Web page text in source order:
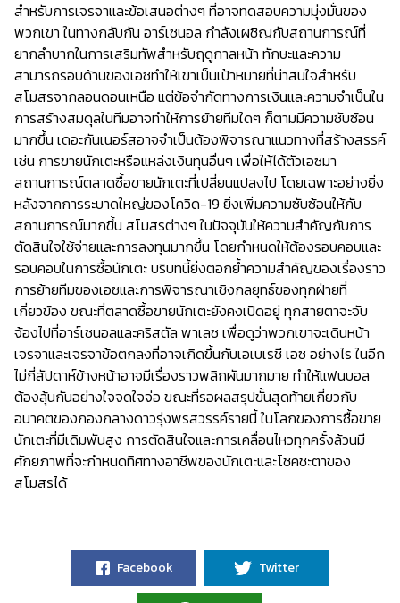
สำหรับการเจรจาและข้อเสนอต่างๆ ที่อาจทดสอบความมุ่งมั่นของ
พวกเขา ในทางกลับกัน อาร์เซนอล กำลังเผชิญกับสถานการณ์ที่
ยากลำบากในการเสริมทัพสำหรับฤดูกาลหน้า ทักษะและความ
สามารถรอบด้านของเอซทำให้เขาเป็นเป้าหมายที่น่าสนใจสำหรับ
สโมสรจากลอนดอนเหนือ แต่ข้อจำกัดทางการเงินและความจำเป็นใน
การสร้างสมดุลในทีมอาจทำให้การย้ายทีมใดๆ ก็ตามมีความซับซ้อน
มากขึ้น เดอะกันเนอร์สอาจจำเป็นต้องพิจารณาแนวทางที่สร้างสรรค์
เช่น การขายนักเตะหรือแหล่งเงินทุนอื่นๆ เพื่อให้ได้ตัวเอซมา
สถานการณ์ตลาดซื้อขายนักเตะที่เปลี่ยนแปลงไป โดยเฉพาะอย่างยิ่ง
หลังจากการระบาดใหญ่ของโควิด-19 ยิ่งเพิ่มความซับซ้อนให้กับ
สถานการณ์มากขึ้น สโมสรต่างๆ ในปัจจุบันให้ความสำคัญกับการ
ตัดสินใจใช้จ่ายและการลงทุนมากขึ้น โดยกำหนดให้ต้องรอบคอบและ
รอบคอบในการซื้อนักเตะ บริบทนี้ยิ่งตอกย้ำความสำคัญของเรื่องราว
การย้ายทีมของเอซและการพิจารณาเชิงกลยุทธ์ของทุกฝ่ายที่
เกี่ยวข้อง ขณะที่ตลาดซื้อขายนักเตะยังคงเปิดอยู่ ทุกสายตาจะจับ
จ้องไปที่อาร์เซนอลและคริสตัล พาเลซ เพื่อดูว่าพวกเขาจะเดินหน้า
เจรจาและเจรจาข้อตกลงที่อาจเกิดขึ้นกับเอเบเรชี เอซ อย่างไร ในอีก
ไม่กี่สัปดาห์ข้างหน้าอาจมีเรื่องราวพลิกผันมากมาย ทำให้แฟนบอล
ต้องลุ้นกันอย่างใจจดใจจ่อ ขณะที่รอผลสรุปขั้นสุดท้ายเกี่ยวกับ
อนาคตของกองกลางดาวรุ่งพรสวรรค์รายนี้ ในโลกของการซื้อขาย
นักเตะที่มีเดิมพันสูง การตัดสินใจและการเคลื่อนไหวทุกครั้งล้วนมี
ศักยภาพที่จะกำหนดทิศทางอาชีพของนักเตะและโชคชะตาของ
สโมสรได้
Facebook Twitter